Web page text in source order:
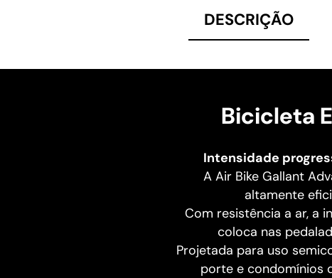
DESCRIÇÃO
Bicicleta
Intensidade
A Air Bike Gallant
altamente
Com resistência a ar, a
coloca nas
Projetada para uso
porte e condomínios